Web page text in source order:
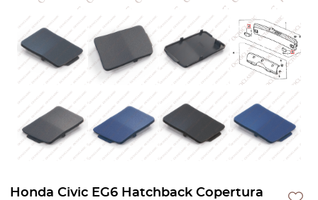
Honda Civic EG6 Hatchback Copertura